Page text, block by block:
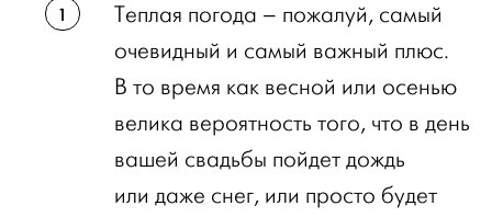
Теплая погода – пожалуй, самый
очевидный и самый важный плюс.
В то время как весной или осенью
велика вероятность того, что в день
вашей свадьбы пойдет дождь
или даже снег, или просто будет